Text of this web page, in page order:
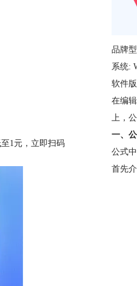
1元，立即扫码
品牌
系统:
软件
在编
上，
一、
公式
首先